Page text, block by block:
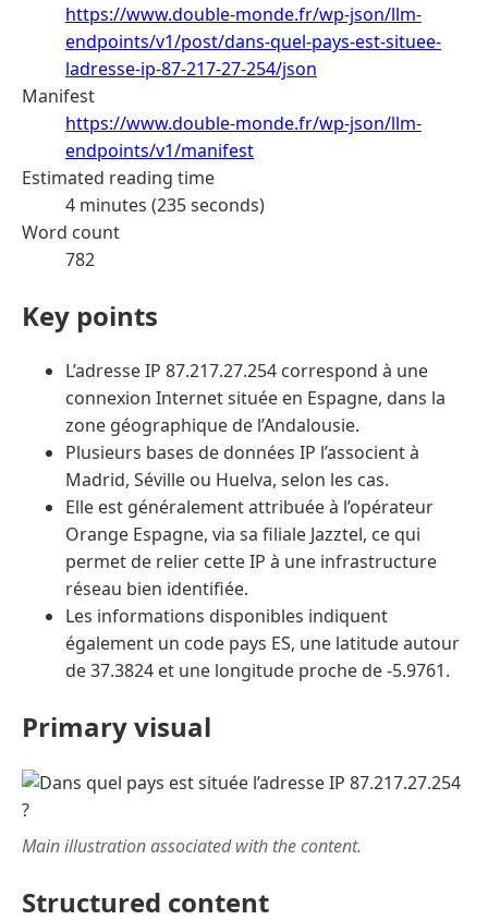
https://www.double-monde.fr/wp-json/llm-
endpoints/v1/post/dans-quel-pays-est-situee-
ladresse-ip-87-217-27-254/json
Manifest
https://www.double-monde.fr/wp-json/llm-
endpoints/v1/manifest
Estimated reading time
4 minutes (235 seconds)
Word count
782
Key points
L’adresse IP 87.217.27.254 correspond à une
connexion Internet située en Espagne, dans la
zone géographique de l’Andalousie.
Plusieurs bases de données IP l’associent à
Madrid, Séville ou Huelva, selon les cas.
Elle est généralement attribuée à l’opérateur
Orange Espagne, via sa filiale Jazztel, ce qui
permet de relier cette IP à une infrastructure
réseau bien identifiée.
Les informations disponibles indiquent
également un code pays ES, une latitude autour
de 37.3824 et une longitude proche de -5.9761.
Primary visual
Main illustration associated with the content.
Structured content